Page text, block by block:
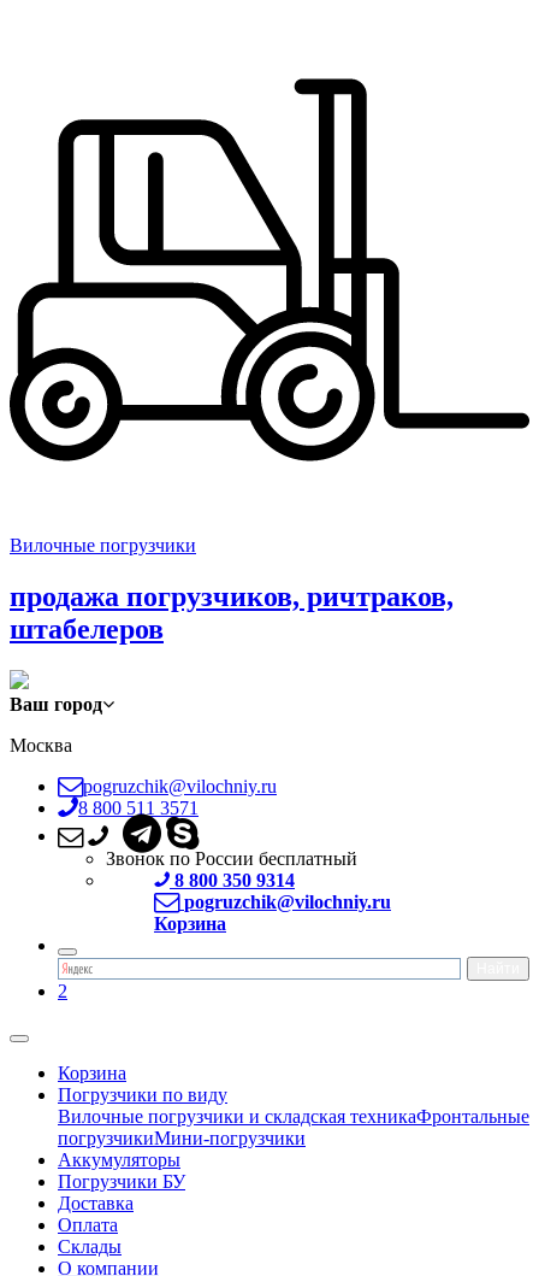
Вилочные погрузчики
продажа погрузчиков, ричтраков,
штабелеров
Ваш город
Москва
pogruzchik@vilochniy.ru
8 800 511 3571
Звонок по России бесплатный
8 800 350 9314
pogruzchik@vilochniy.ru
Корзина
2
Корзина
Погрузчики по виду
Вилочные погрузчики и складская техникаФронтальные
погрузчикиМини-погрузчики
Аккумуляторы
Погрузчики БУ
Доставка
Оплата
Склады
О компании